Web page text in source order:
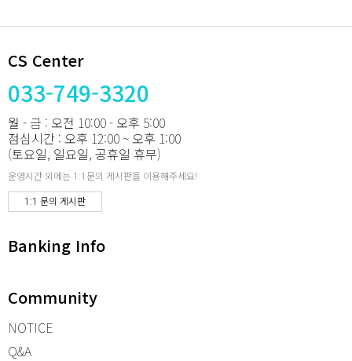
CS Center
033-749-3320
월 - 금 : 오전 10:00 - 오후 5:00
점심시간 : 오후 12:00 ~ 오후 1:00
(토요일, 일요일, 공휴일 휴무)
운영시간 외에는 1:1문의 게시판을 이용해주세요!
1:1 문의 게시판
Banking Info
Community
NOTICE
Q&A